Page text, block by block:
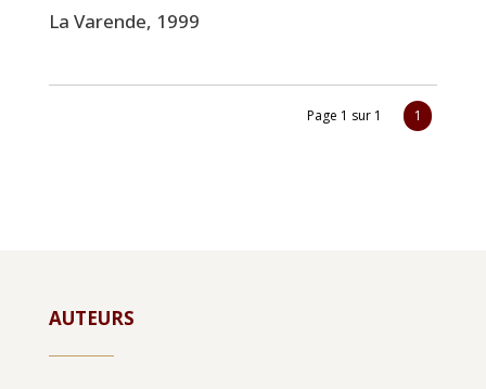
La Varende, 1999
Page 1 sur 1 1
AUTEURS